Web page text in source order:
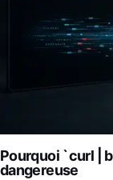
Pourquoi `curl |
dangereuse